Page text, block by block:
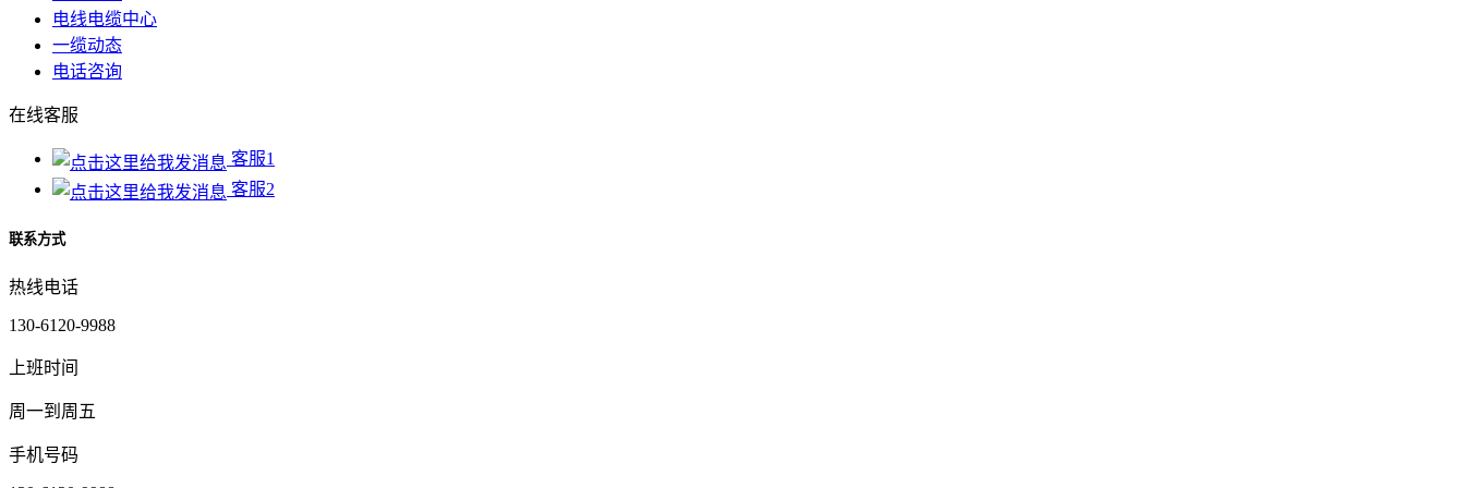
电线电缆中心
一缆动态
电话咨询
在线客服
客服1
客服2
联系方式
热线电话
130-6120-9988
上班时间
周一到周五
手机号码